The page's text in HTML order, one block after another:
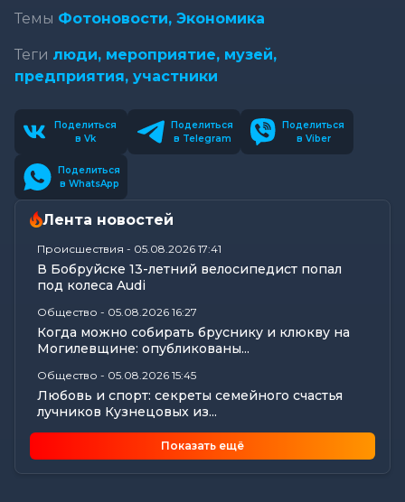
Темы Фотоновости, Экономика
Теги люди, мероприятие, музей,
предприятия, участники
Поделиться
в Vk
Поделиться
в Telegram
Поделиться
в Viber
Поделиться
в WhatsApp
Лента новостей
Происшествия - 05.08.2026 17:41
В Бобруйске 13-летний велосипедист попал
под колеса Audi
Общество - 05.08.2026 16:27
Когда можно собирать бруснику и клюкву на
Могилевщине: опубликованы...
Общество - 05.08.2026 15:45
Любовь и спорт: секреты семейного счастья
лучников Кузнецовых из...
В Могилеве в рамках проекта «Трэці —
Бацькаў» вручили обереги двум...
Показать ещё